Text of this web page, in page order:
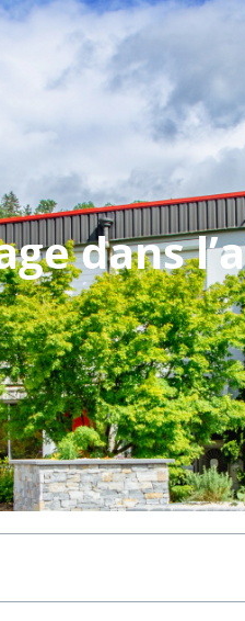
04 28 38 53 22 (Seyssel)
solutions le
dans